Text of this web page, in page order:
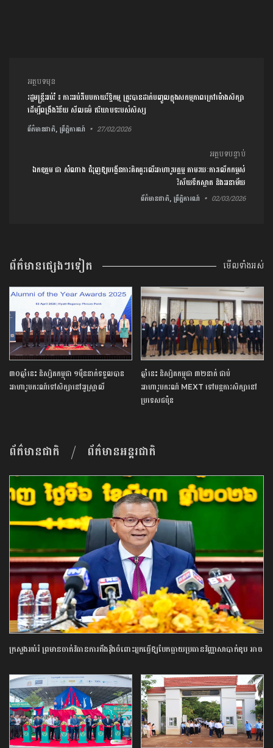
ការ​នាំទិស​ប្រកាស
អត្ថបទមុន
រដ្ឋមន្រ្តីអប់រំ ៖ ការអប់រំបែបកាយរឹទ្ធិកម្ម ត្រូវបានដាក់បញ្ចូល​ក្នុងសកម្មភាពក្រៅម៉ោងសិក្សា
ដើម្បីពង្រឹងវិន័យ សីលធម៌ ឥរិយាបទរបស់សិស្ស
ព័ត៌មានជាតិ, ព្រឹត្តិការណ៍ 27/02/2026
អត្ថបទបន្ទាប់
ឯកឧត្តម ជា សំណាង ជំរុញឱ្យបង្កើនការគិតគូរលើអាហារូបត្ថម្ភ តាមរយៈការលើកកម្ពស់
វិស័យទឹកស្អាត និងអនាម័យ
ព័ត៌មានជាតិ, ព្រឹត្តិការណ៍ 02/03/2026
ព័ត៌មានផ្សេងៗទៀត មើលទាំងអស់
៣០ឆ្នាំនេះ និស្សិតកម្ពុជា ១ម៉ឺននាក់ទទួលបាន
អាហារូបករណ៍ទៅ​សិក្សានៅអូស្ត្រាលី
ឆ្នាំនេះ និស្សិតកម្ពុជា ៣២នាក់ ជាប់
អាហារូបករណ៍ MEXT ទៅបន្តការសិក្សានៅ
ប្រទេសជប៉ុន
ព័ត៌មានជាតិ ព័ត៌មានអន្តរជាតិ
ក្រសួង​អប់រំ ​ព្រមាន​ចាត់​វិធានការ​តឹងរ៉ឹង​ចំពោះ​អ្នក​ធ្វើឱ្យ​បែកធ្លាយ​ប្រធាន​វិញ្ញាសា​បាក់ឌុប ​អាច​